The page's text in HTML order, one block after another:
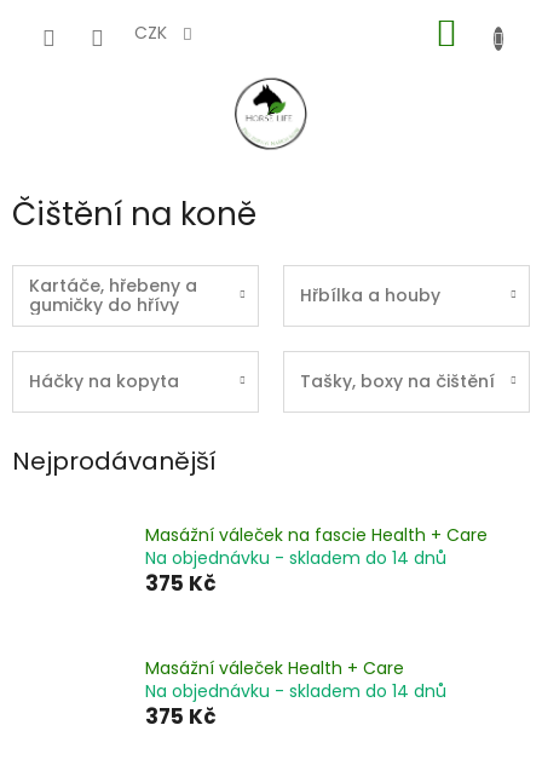
CZK
KOŠÍK
Čištění na koně
Kartáče, hřebeny a
gumičky do hřívy
Hřbílka a houby
Háčky na kopyta Tašky, boxy na čištění
Nejprodávanější
Masážní váleček na fascie Health + Care
Na objednávku - skladem do 14 dnů
375 Kč
Masážní váleček Health + Care
Na objednávku - skladem do 14 dnů
375 Kč